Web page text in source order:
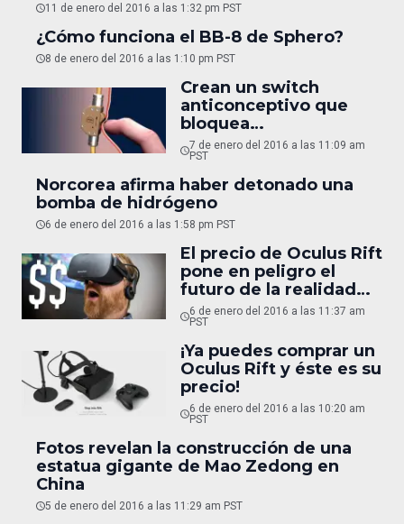
11 de enero del 2016 a las 1:32 pm PST
¿Cómo funciona el BB-8 de Sphero?
8 de enero del 2016 a las 1:10 pm PST
Crean un switch
anticonceptivo que
bloquea
temporalmente el paso
del semen
7 de enero del 2016 a las 11:09 am
PST
Norcorea afirma haber detonado una
bomba de hidrógeno
6 de enero del 2016 a las 1:58 pm PST
El precio de Oculus Rift
pone en peligro el
futuro de la realidad
virtual
6 de enero del 2016 a las 11:37 am
PST
¡Ya puedes comprar un
Oculus Rift y éste es su
precio!
6 de enero del 2016 a las 10:20 am
PST
Fotos revelan la construcción de una
estatua gigante de Mao Zedong en
China
5 de enero del 2016 a las 11:29 am PST